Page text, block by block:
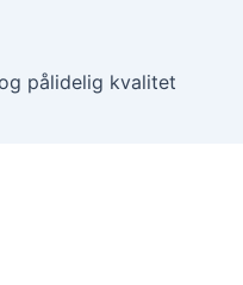
pålidelig kvalitet